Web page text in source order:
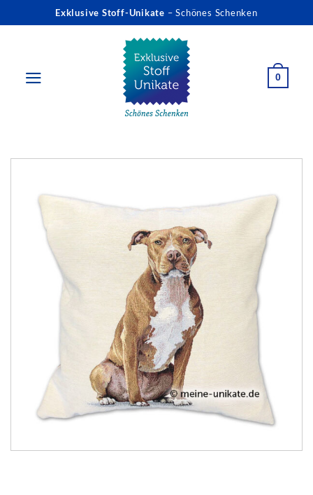
Inhalt
Exklusive Stoff-Unikate – Schönes Schenken
0